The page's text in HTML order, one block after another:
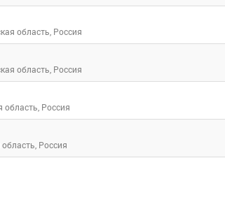
область, Россия
область, Россия
область, Россия
Россия